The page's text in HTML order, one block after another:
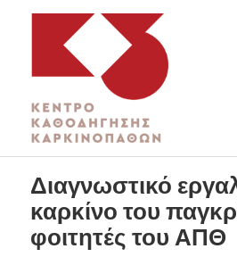
K3
ΚΕΝΤΡΟ ΚΑΘΟΔΗΓΗΣΗΣ ΚΑΡΚΙΝΟΠΑΘΩΝ
Διαγνωστικό
καρκίνο του
φοιτητές του ΑΠΘ